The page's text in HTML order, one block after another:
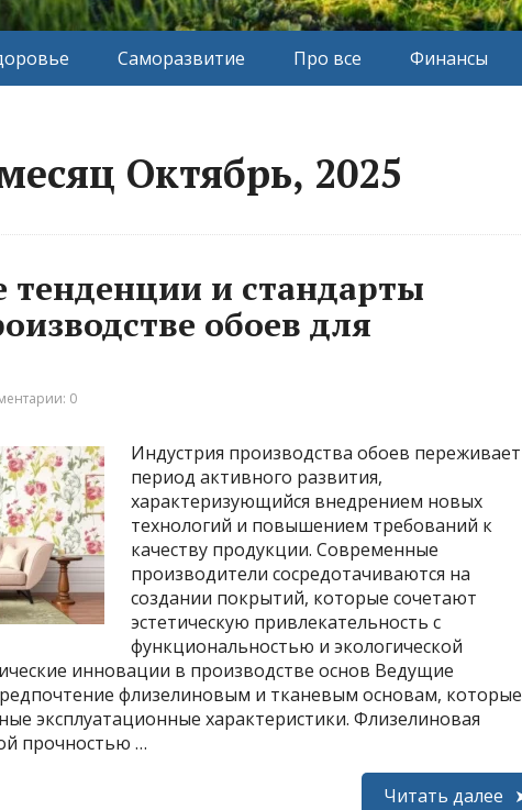
Саморазвитие Про все Финансы
Октябрь, 2025
и стандарты
обоев для
0
Индустрия производства обоев переживает
период активного развития,
характеризующийся внедрением новых
технологий и повышением требований к
качеству продукции. Современные
производители сосредотачиваются на
создании покрытий, которые сочетают
эстетическую привлекательность с
функциональностью и экологической
инновации в производстве основ Ведущие
флизелиновым и тканевым основам, которые
эксплуатационные характеристики. Флизелиновая
прочностью …
Читать далее